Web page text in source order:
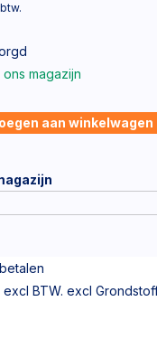
ons magazijn
aan winkelwagen
excl BTW. excl